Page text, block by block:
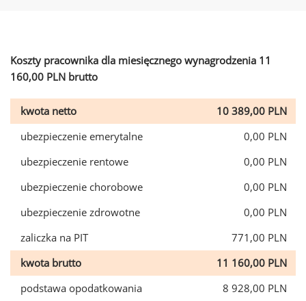
Koszty pracownika dla miesięcznego wynagrodzenia 11
160,00 PLN brutto
kwota netto
10 389,00 PLN
ubezpieczenie emerytalne
0,00 PLN
ubezpieczenie rentowe
0,00 PLN
ubezpieczenie chorobowe
0,00 PLN
ubezpieczenie zdrowotne
0,00 PLN
zaliczka na PIT
771,00 PLN
kwota brutto
11 160,00 PLN
podstawa opodatkowania
8 928,00 PLN